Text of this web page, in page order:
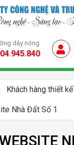
dây nóng
Khách hàng thiết
Nhà Đất Số 1